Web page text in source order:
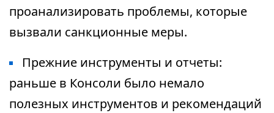
проанализировать проблемы, которые
вызвали санкционные меры.
Прежние инструменты и отчеты:
раньше в Консоли было немало
полезных инструментов и рекомендаций